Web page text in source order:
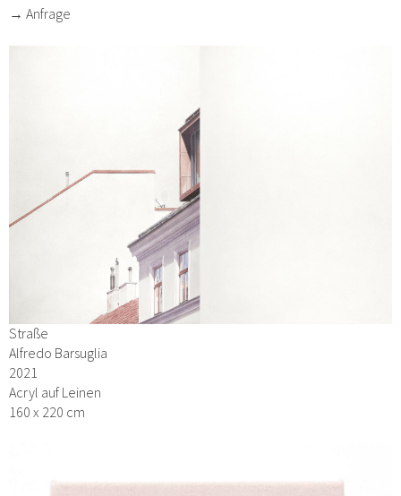
→ Anfrage
Straße
Alfredo Barsuglia
2021
Acryl auf Leinen
160 x 220 cm